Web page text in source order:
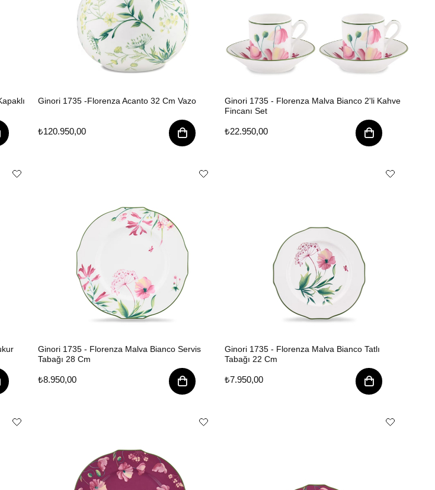
Ginori 1735 -Florenza Acanto 32 Cm Vazo
₺120.950,00
Ginori 1735 - Florenza Malva Bianco 2'li Kahve
Fincanı Set
₺22.950,00
Ginori 1735 - Florenza Malva Bianco Servis
Tabağı 28 Cm
₺8.950,00
Ginori 1735 - Florenza Malva Bianco Tatlı
Tabağı 22 Cm
₺7.950,00